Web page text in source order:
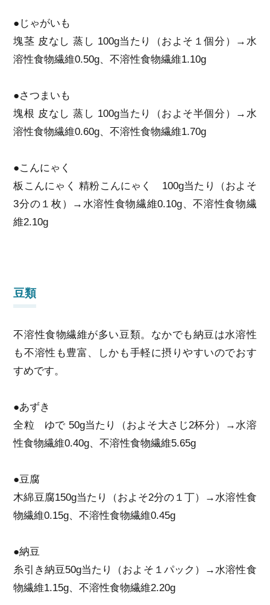
●じゃがいも
塊茎 皮なし 蒸し 100g当たり（およそ１個分）→水
溶性食物繊維0.50g、不溶性食物繊維1.10g
●さつまいも
塊根 皮なし 蒸し 100g当たり（およそ半個分）→水
溶性食物繊維0.60g、不溶性食物繊維1.70g
●こんにゃく
板こんにゃく 精粉こんにゃく 100g当たり（およそ
3分の１枚）→水溶性食物繊維0.10g、不溶性食物繊
維2.10g
豆類
不溶性食物繊維が多い豆類。なかでも納豆は水溶性
も不溶性も豊富、しかも手軽に摂りやすいのでおす
すめです。
●あずき
全粒 ゆで 50g当たり（およそ大さじ2杯分）→水溶
性食物繊維0.40g、不溶性食物繊維5.65g
●豆腐
木綿豆腐150g当たり（およそ2分の１丁）→水溶性食
物繊維0.15g、不溶性食物繊維0.45g
●納豆
糸引き納豆50g当たり（およそ１パック）→水溶性食
物繊維1.15g、不溶性食物繊維2.20g